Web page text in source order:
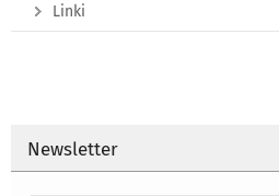
Linki
Newsletter